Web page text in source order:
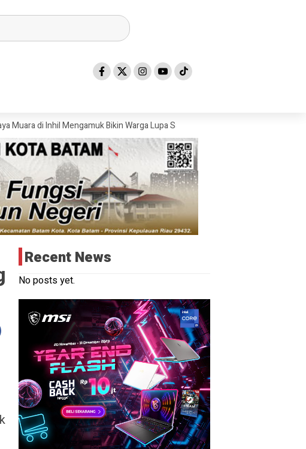
di Inhil Mengamuk Bikin Warga Lupa Sandal
Recent News
No posts yet.